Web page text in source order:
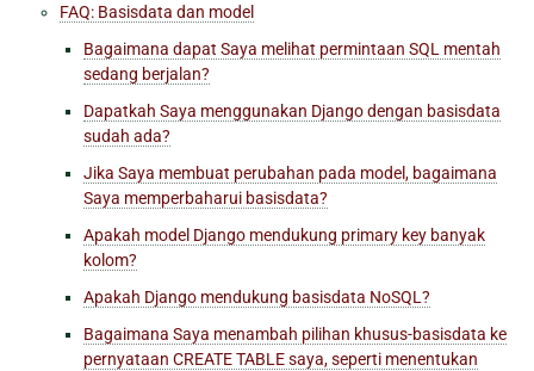
FAQ: Basisdata dan model
Bagaimana dapat Saya melihat permintaan SQL mentah
sedang berjalan?
Dapatkah Saya menggunakan Django dengan basisdata
sudah ada?
Jika Saya membuat perubahan pada model, bagaimana
Saya memperbaharui basisdata?
Apakah model Django mendukung primary key banyak
kolom?
Apakah Django mendukung basisdata NoSQL?
Bagaimana Saya menambah pilihan khusus-basisdata ke
pernyataan CREATE TABLE saya, seperti menentukan